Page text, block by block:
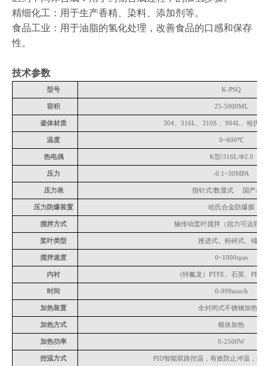
精细化工：用于生产香精、染料、添加剂等。
食品工业：用于油脂的氢化处理，改善食品的口感和保存
性。
技术参数
型号 K-PSQ
容积 25-5000ML
釜体材质 304、316L、310S 、904L、哈氏合
温度 0~600℃
热电偶 K型/316L/Φ2.0
压力 -0.1~30MPA
压力表 指针式/数显式 国产/进
压力防爆装置 哈氏合金防爆膜
搅拌方式 轴传动桨叶搅拌（扭力可达到
桨叶类型 推进式、粉碎式、锚式
搅拌速度 0~1000rpm
内衬 (特氟龙）PTFE、石英、PPL
时间 0-999min/h
加热装置 全封闭式不锈钢加热器
加热方式 模块加热
加热功率 0-2500W
控温方式 PID智能双路控温，有效防止冲温，程